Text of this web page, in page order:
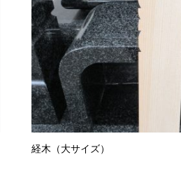
経木（大サイズ）